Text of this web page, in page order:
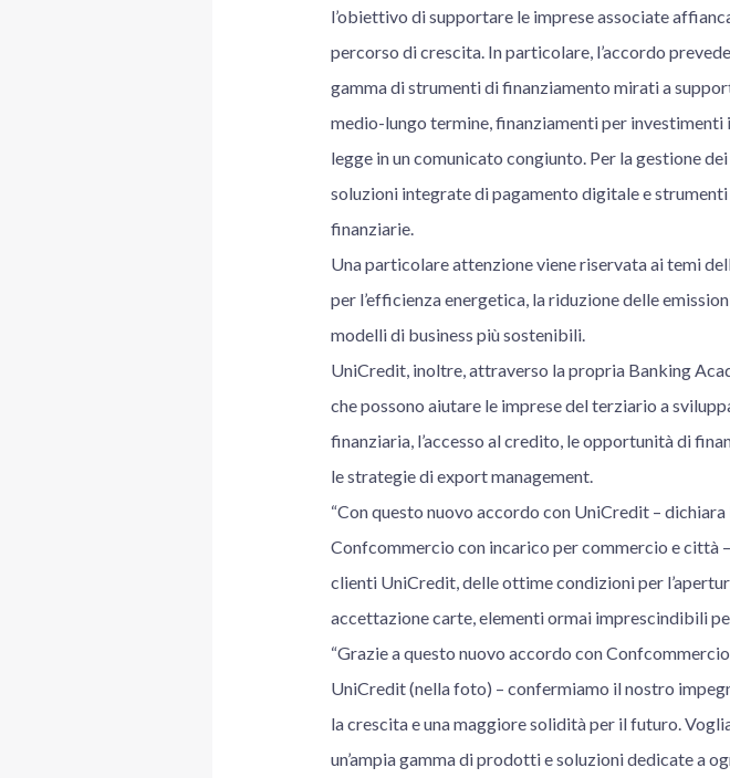
l’obiettivo di supportare le imprese associate
percorso di crescita. In particolare, l’accordo
gamma di strumenti di finanziamento mirati a
medio-lungo termine, finanziamenti per investimenti
legge in un comunicato congiunto. Per la gestione
soluzioni integrate di pagamento digitale e
finanziarie.
Una particolare attenzione viene riservata ai temi
per l’efficienza energetica, la riduzione delle
modelli di business più sostenibili.
UniCredit, inoltre, attraverso la propria Banking
che possono aiutare le imprese del terziario a
finanziaria, l’accesso al credito, le opportunità di
le strategie di export management.
“Con questo nuovo accordo con UniCredit –
Confcommercio con incarico per commercio e città
clienti UniCredit, delle ottime condizioni per
accettazione carte, elementi ormai imprescindibili
“Grazie a questo nuovo accordo con
UniCredit (nella foto) – confermiamo il nostro
la crescita e una maggiore solidità per il futuro.
un’ampia gamma di prodotti e soluzioni dedicate a